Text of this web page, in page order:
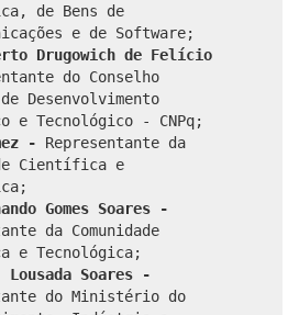
de Bens de
e de Software;
Drugowich de Felício
do Conselho
Desenvolvimento
e Tecnológico - CNPq;
- Representante da
Científica e
Gomes Soares -
da Comunidade
e Tecnológica;
Lousada Soares -
do Ministério do